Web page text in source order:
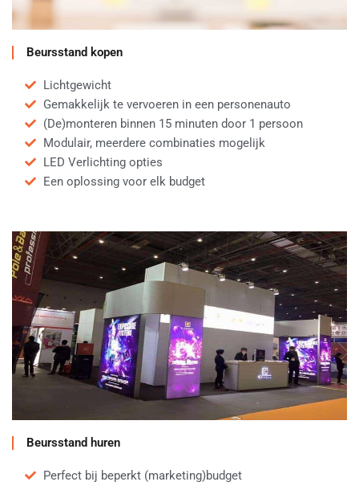
Beursstand kopen
Lichtgewicht
Gemakkelijk te vervoeren in een personenauto
(De)monteren binnen 15 minuten door 1 persoon
Modulair, meerdere combinaties mogelijk
LED Verlichting opties
Een oplossing voor elk budget
Beursstand huren
Perfect bij beperkt (marketing)budget